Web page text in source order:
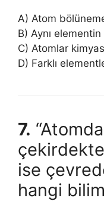
A) Atom
B) Aynı elementin
C) Atomlar
D) Farklı
7.
ise
hangi